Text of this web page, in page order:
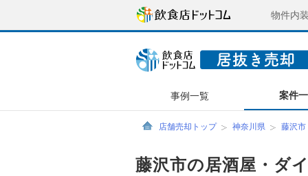
物件内
事例一覧 案件
店舗売却トップ 神奈川県 藤沢市
藤沢市の居酒屋・ダ